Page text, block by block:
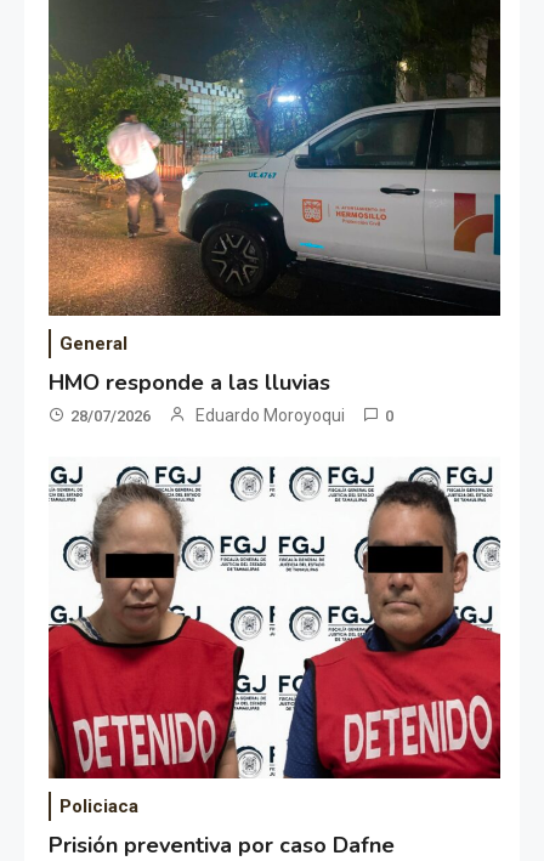
General
HMO responde a las lluvias
28/07/2026 Eduardo Moroyoqui 0
Policiaca
Prisión preventiva por caso Dafne